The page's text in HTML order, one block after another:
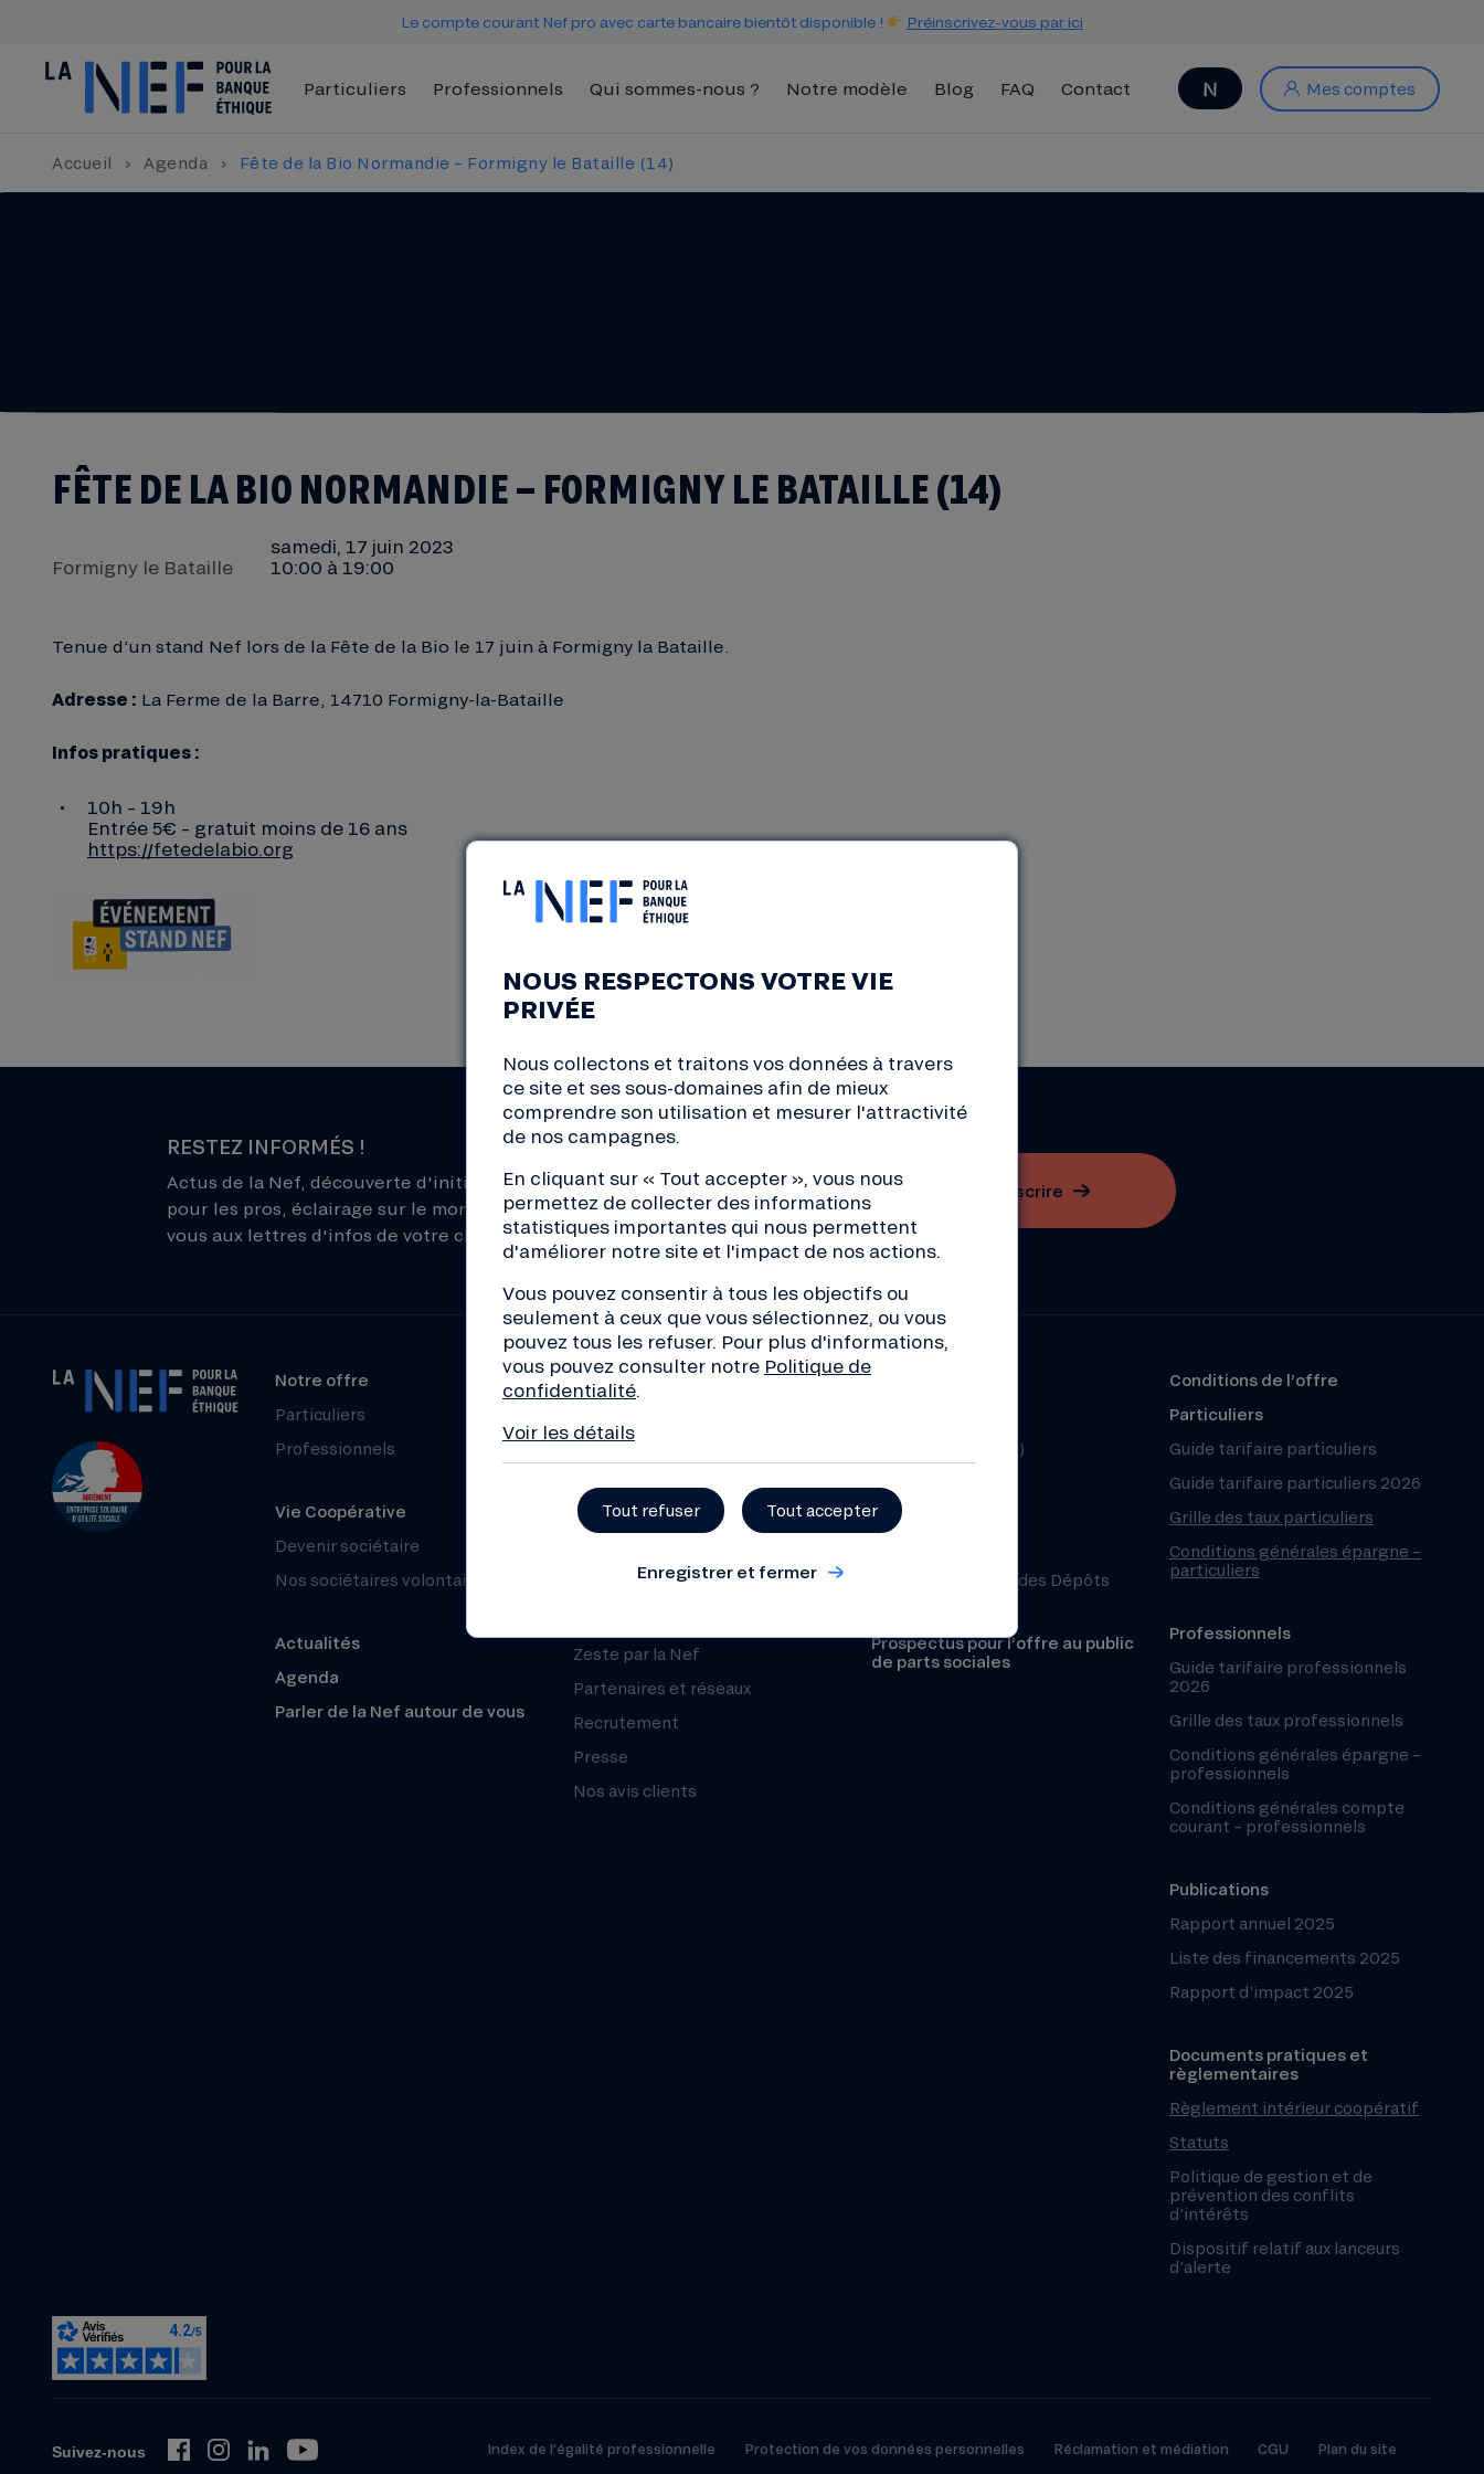
Le compte courant Nef pro avec carte bancaire bientôt disponible ! Préinscrivez-vous par ici
Mes comptes
Particuliers Professionnels Qui sommes-nous ? Notre modèle Blog FAQ Contact
Accueil › Agenda › Fête de la Bio Normandie – Formigny le Bataille (14)
FÊTE DE LA BIO NORMANDIE – FORMIGNY LE BATAILLE (14)
Formigny le Bataille
samedi, 17 juin 2023
10:00 à 19:00
Tenue d’un stand Nef lors de la Fête de la Bio le 17 juin à Formigny la Bataille.
Adresse : La Ferme de la Barre, 14710 Formigny-la-Bataille
Infos pratiques :
10h – 19h
Entrée 5€ – gratuit moins de 16 ans
https://fetedelabio.org
RESTEZ INFORMÉS !
Actus de la Nef, découverte d'initiatives de la transition, conseils
pour les pros, éclairage sur le monde de la finance... Inscrivez-
vous aux lettres d'infos de votre choix !
S'inscrire
Notre offre
Particuliers
Professionnels
Vie Coopérative
Devenir sociétaire
Nos sociétaires volontaires
Actualités
Agenda
Parler de la Nef autour de vous
À propos
Histoire
Notre mesure d’impact
Zeste par la Nef
Partenaires et réseaux
Recrutement
Presse
Nos avis clients
Centre d’aide (FAQ)
Fonds de Garantie des Dépôts
Prospectus pour l’offre au public
de parts sociales
Conditions de l’offre
Particuliers
Guide tarifaire particuliers
Guide tarifaire particuliers 2026
Grille des taux particuliers
Conditions générales épargne –
particuliers
Professionnels
Guide tarifaire professionnels
2026
Grille des taux professionnels
Conditions générales épargne –
professionnels
Conditions générales compte
courant – professionnels
Publications
Rapport annuel 2025
Liste des financements 2025
Rapport d’impact 2025
Documents pratiques et
règlementaires
Règlement intérieur coopératif
Statuts
Politique de gestion et de
prévention des conflits
d’intérêts
Dispositif relatif aux lanceurs
d’alerte
Suivez-nous Index de l’égalité professionnelle Protection de vos données personnelles Réclamation et médiation CGU Plan du site
NOUS RESPECTONS VOTRE VIE
PRIVÉE
Nous collectons et traitons vos données à travers
ce site et ses sous-domaines afin de mieux
comprendre son utilisation et mesurer l'attractivité
de nos campagnes.
En cliquant sur « Tout accepter », vous nous
permettez de collecter des informations
statistiques importantes qui nous permettent
d'améliorer notre site et l'impact de nos actions.
Vous pouvez consentir à tous les objectifs ou
seulement à ceux que vous sélectionnez, ou vous
pouvez tous les refuser. Pour plus d'informations,
vous pouvez consulter notre Politique de
confidentialité.
Voir les détails
Tout refuser Tout accepter
Enregistrer et fermer